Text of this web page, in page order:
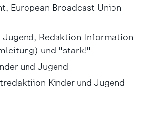
European Broadcast Union
Jugend, Redaktion Information
und "stark!"
und Jugend
Kinder und Jugend